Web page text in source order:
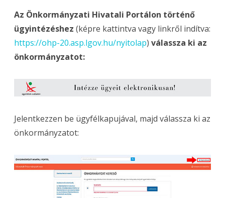
Az Önkormányzati Hivatali Portálon történő
ügyintézéshez (képre kattintva vagy linkről indítva:
https://ohp-20.asp.lgov.hu/nyitolap) válassza ki az
önkormányzatot:
Jelentkezzen be ügyfélkapujával, majd válassza ki az
önkormányzatot: